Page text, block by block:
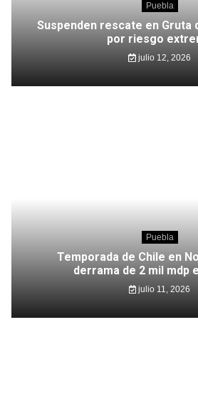
Puebla
Suspenden rescate en Gruta
por riesgo
julio 12, 2026
Puebla
Temporada de Chile en
derrama de 2 mil mdp
julio 11, 2026